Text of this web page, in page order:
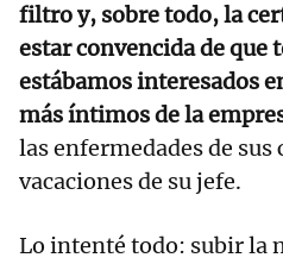
filtro y, sobre todo, la
estar convencida de que
estábamos interesados
más íntimos de la
las enfermedades de sus
vacaciones de su jefe.
Lo intenté todo: subir la